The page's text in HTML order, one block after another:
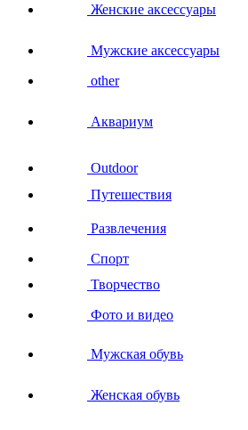
Женские аксессуары
Мужские аксессуары
other
Аквариум
Outdoor
Путешествия
Развлечения
Спорт
Творчество
Фото и видео
Мужская обувь
Женская обувь